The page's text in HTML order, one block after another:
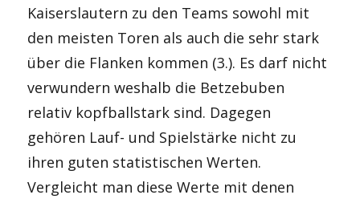
Kaiserslautern zu den Teams sowohl mit
den meisten Toren als auch die sehr stark
über die Flanken kommen (3.). Es darf nicht
verwundern weshalb die Betzebuben
relativ kopfballstark sind. Dagegen
gehören Lauf- und Spielstärke nicht zu
ihren guten statistischen Werten.
Vergleicht man diese Werte mit denen